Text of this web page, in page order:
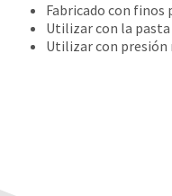
Fabricado con finos
Utilizar con la
Utilizar con presión